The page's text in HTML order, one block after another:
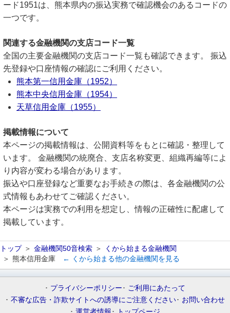
ード1951は、熊本県内の振込実務で確認機会のあるコードの
一つです。
関連する金融機関の支店コード一覧
全国の主要金融機関の支店コード一覧も確認できます。 振込
先登録や口座情報の確認にご利用ください。
熊本第一信用金庫（1952）
熊本中央信用金庫（1954）
天草信用金庫（1955）
掲載情報について
本ページの掲載情報は、公開資料等をもとに確認・整理して
います。 金融機関の統廃合、支店名称変更、組織再編等によ
り内容が変わる場合があります。
振込や口座登録など重要なお手続きの際は、各金融機関の公
式情報もあわせてご確認ください。
本ページは実務での利用を想定し、情報の正確性に配慮して
掲載しています。
トップ 金融機関50音検索
くから始まる金融機関
熊本信用金庫
← くから始まる他の金融機関を見る
プライバシーポリシー
ご利用にあたって
不審な広告・詐欺サイトへの誘導にご注意ください
お問い合わせ